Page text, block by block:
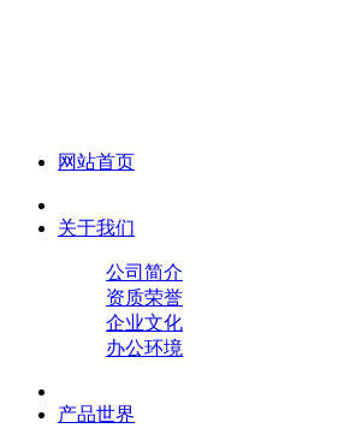
网站首页
关于我们
公司简介
资质荣誉
企业文化
办公环境
产品世界